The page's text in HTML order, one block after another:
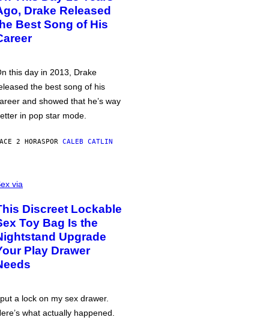
Drake Released
Best Song of His
this day in 2013, Drake
the best song of his
and showed that he’s way
in pop star mode.
2 HORASPOR CALEB CATLIN
via
Discreet Lockable
Toy Bag Is the
Upgrade
Play Drawer
a lock on my sex drawer.
what actually happened.